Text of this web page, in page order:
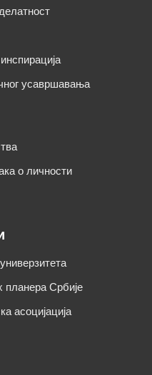
усавршавања
о личности
планера Србије
асоцијација